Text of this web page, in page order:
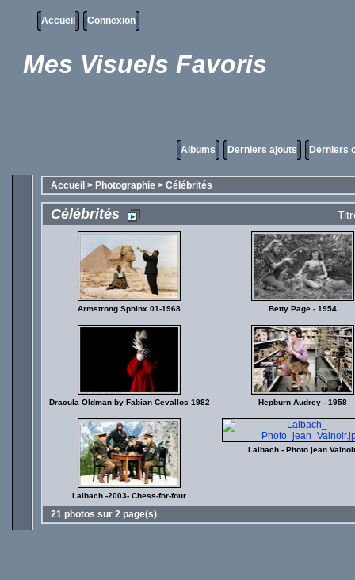
Accueil Connexion
Mes Visuels Favoris
Albums Derniers ajouts Derniers
Accueil > Photographie > Célébrités
Célébrités
Armstrong Sphinx 01-1968 Betty Page - 1954
Dracula Oldman by Fabian Cevallos 1982 Hepburn Audrey - 1958
Laibach -2003- Chess-for-four
Laibach - Photo jean
21 photos sur 2 page(s)